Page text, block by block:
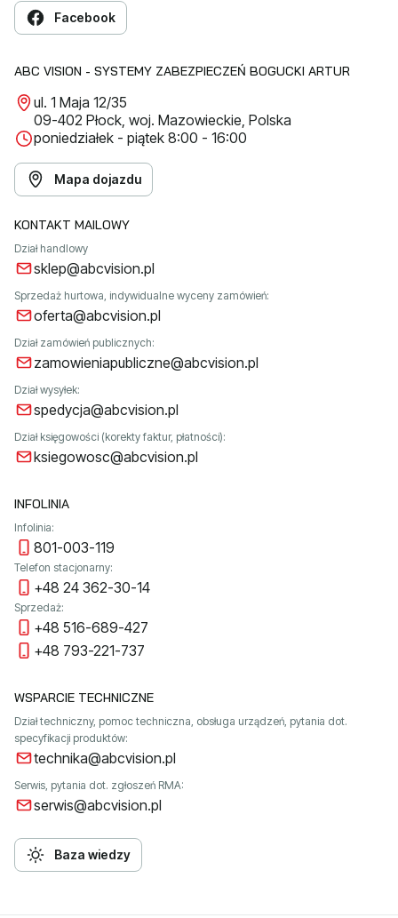
Facebook
ABC VISION - SYSTEMY ZABEZPIECZEŃ BOGUCKI ARTUR
ul. 1 Maja 12/35
09-402 Płock, woj. Mazowieckie, Polska
poniedziałek - piątek 8:00 - 16:00
Mapa dojazdu
KONTAKT MAILOWY
Dział handlowy
sklep@abcvision.pl
Sprzedaż hurtowa, indywidualne wyceny zamówień:
oferta@abcvision.pl
Dział zamówień publicznych:
zamowieniapubliczne@abcvision.pl
Dział wysyłek:
spedycja@abcvision.pl
Dział księgowości (korekty faktur, płatności):
ksiegowosc@abcvision.pl
INFOLINIA
Infolinia:
801-003-119
Telefon stacjonarny:
+48 24 362-30-14
Sprzedaż:
+48 516-689-427
+48 793-221-737
WSPARCIE TECHNICZNE
Dział techniczny, pomoc techniczna, obsługa urządzeń, pytania dot.
specyfikacji produktów:
technika@abcvision.pl
Serwis, pytania dot. zgłoszeń RMA:
serwis@abcvision.pl
Baza wiedzy